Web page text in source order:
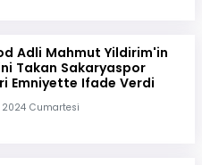
Adli Mahmut Yildirim'in
Takan Sakaryaspor
Emniyette Ifade Verdi
2024 Cumartesi